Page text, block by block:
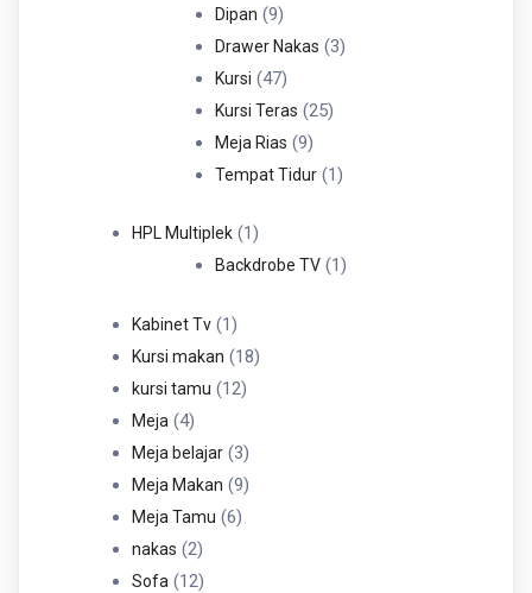
Dipan 99
Produk
Drawer Nakas 33
Kursi 4747
Produk
Kursi Teras 2525
Meja Rias 99
Produk
Tempat Tidur 11
HPL Multiplek 11
Produk
Backdrobe TV 11
Kabinet Tv 11
Produk
Kursi makan 1818
kursi tamu 1212
Meja 44
Produk
Meja belajar 33
Produk
Meja Makan 99
Meja Tamu 66
nakas 22
Produk
Sofa 1212